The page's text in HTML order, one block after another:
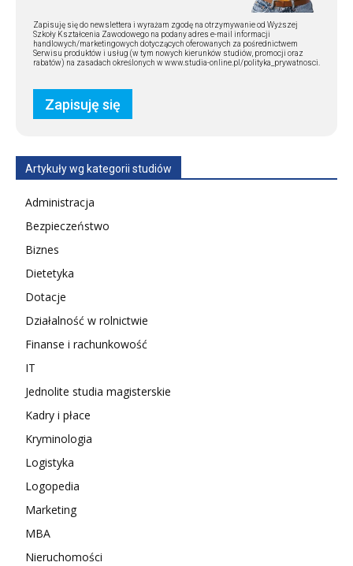
Zapisuję się do newslettera i wyrażam zgodę na otrzymywanie od Wyższej
Szkoły Kształcenia Zawodowego na podany adres e-mail informacji
handlowych/marketingowych dotyczących oferowanych za pośrednictwem
Serwisu produktów i usług (w tym nowych kierunków studiów, promocji oraz
rabatów) na zasadach określonych w www.studia-online.pl/polityka_prywatnosci.
Artykuły wg kategorii studiów
Administracja
Bezpieczeństwo
Biznes
Dietetyka
Dotacje
Działalność w rolnictwie
Finanse i rachunkowość
IT
Jednolite studia magisterskie
Kadry i płace
Kryminologia
Logistyka
Logopedia
Marketing
MBA
Nieruchomości